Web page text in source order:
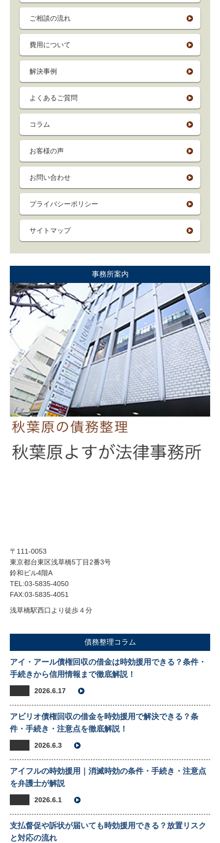
ご相談の流れ
費用について
解決事例
よくあるご質問
コラム
お客様の声
お問い合わせ
プライバシーポリシー
サイトマップ
事務所案内
〒111-0053
東京都台東区浅草橋5丁目2番3号
鈴和ビル4階A
TEL:03-5835-4050
FAX:03-5835-4051
浅草橋駅西口より徒歩４分
債務整理コラム
アイ・アール債権回収の借金は時効援用できる？条件・
手続きから信用情報まで徹底解説！
2026.6.17
アビリオ債権回収の借金を時効援用で解決できる？条
件・手続き・注意点を徹底解説！
2026.6.3
アイフルの時効援用｜消滅時効の条件・手続き・注意点
を弁護士が解説
2026.6.1
支払督促や訴状が届いても時効援用できる？放置リスク
と対応の流れ